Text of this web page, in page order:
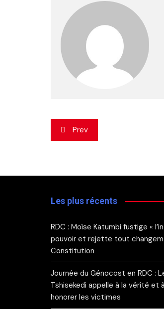
Navigation
de
Prev
Les plus récents
RDC : Moïse Katumbi fustige «
pouvoir et rejette tout
Constitution
Journée du Génocost en RDC :
Tshisekedi appelle à la vérité et
honorer les victimes